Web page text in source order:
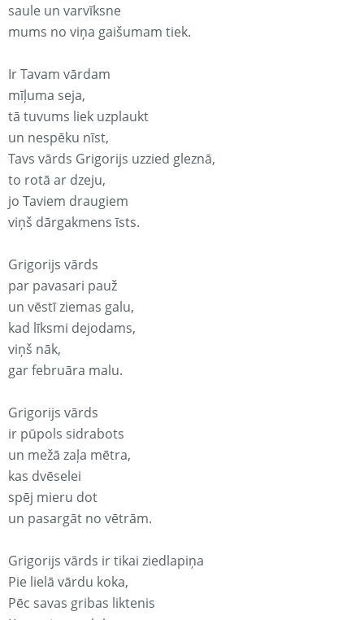
saule un varvīksne
mums no viņa gaišumam tiek.
Ir Tavam vārdam
mīļuma seja,
tā tuvums liek uzplaukt
un nespēku nīst,
Tavs vārds Grigorijs uzzied gleznā,
to rotā ar dzeju,
jo Taviem draugiem
viņš dārgakmens īsts.
Grigorijs vārds
par pavasari pauž
un vēstī ziemas galu,
kad līksmi dejodams,
viņš nāk,
gar februāra malu.
Grigorijs vārds
ir pūpols sidrabots
un mežā zaļa mētra,
kas dvēselei
spēj mieru dot
un pasargāt no vētrām.
Grigorijs vārds ir tikai ziedlapiņa
Pie lielā vārdu koka,
Pēc savas gribas liktenis